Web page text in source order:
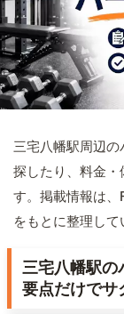
三宅八幡駅周辺
探したり、料金・
す。掲載情報は
をもとに整理して
三宅八幡駅の
要点だけでサ